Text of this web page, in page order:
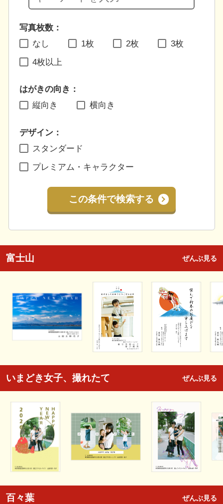
写真枚数：
なし
1枚 2枚 3枚
4枚以上
はがきの向き：
縦向き
横向き
デザイン：
スタンダード
プレミアム・キャラクター
この条件で検索する
富士山 ぜんぶ見る
いまどき女子、撮れたて ぜんぶ見る
百々葉 ぜんぶ見る